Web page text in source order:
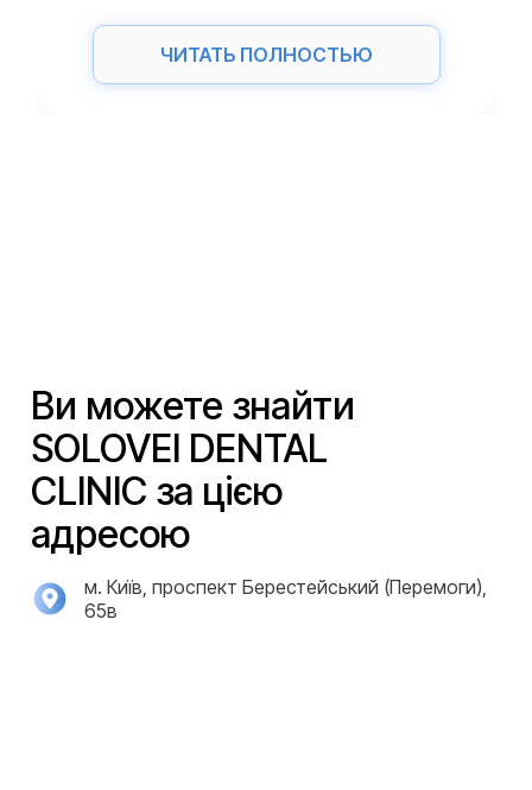
ЧИТАТЬ ПОЛНОСТЬЮ
Ви можете знайти
SOLOVEI DENTAL
CLINIC за цією
адресою
м. Київ, проспект Берестейський (Перемоги),
65в